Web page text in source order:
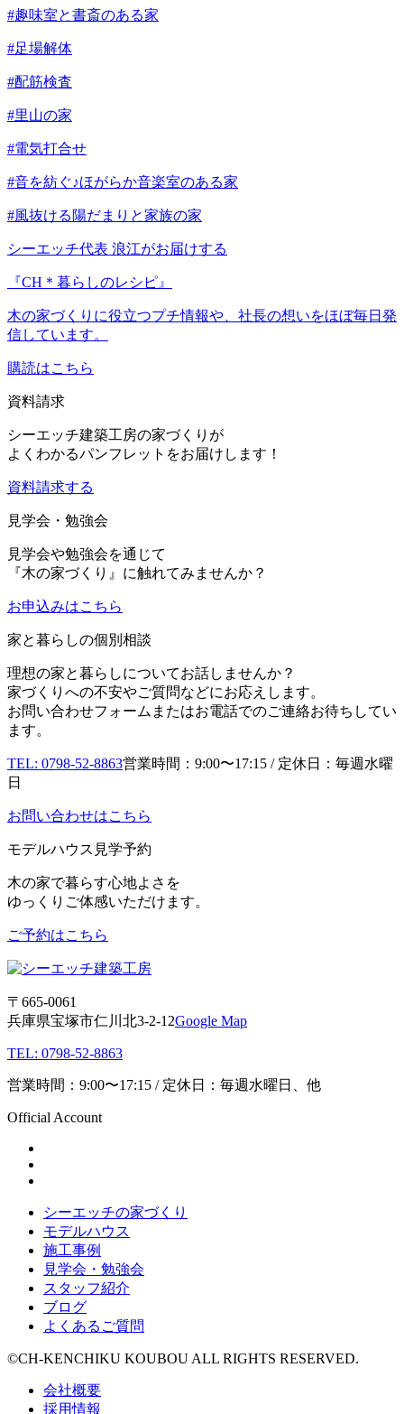
#趣味室と書斎のある家
#足場解体
#配筋検査
#里山の家
#電気打合せ
#音を紡ぐ♪ほがらか音楽室のある家
#風抜ける陽だまりと家族の家
シーエッチ代表 浪江がお届けする
『CH＊暮らしのレシピ』
木の家づくりに役立つプチ情報や、社長の想いをほぼ毎日発
信しています。
購読はこちら
資料請求
シーエッチ建築工房の家づくりが
よくわかるパンフレットをお届けします！
資料請求する
見学会・勉強会
見学会や勉強会を通じて
『木の家づくり』に触れてみませんか？
お申込みはこちら
家と暮らしの個別相談
理想の家と暮らしについてお話しませんか？
家づくりへの不安やご質問などにお応えします。
お問い合わせフォームまたはお電話でのご連絡お待ちしてい
ます。
TEL: 0798-52-8863営業時間：9:00〜17:15 / 定休日：毎週水曜
日
お問い合わせはこちら
モデルハウス見学予約
木の家で暮らす心地よさを
ゆっくりご体感いただけます。
ご予約はこちら
〒665-0061
兵庫県宝塚市仁川北3-2-12Google Map
TEL: 0798-52-8863
営業時間：9:00〜17:15 / 定休日：毎週水曜日、他
Official Account
シーエッチの家づくり
モデルハウス
施工事例
見学会・勉強会
スタッフ紹介
ブログ
よくあるご質問
©CH-KENCHIKU KOUBOU ALL RIGHTS RESERVED.
会社概要
採用情報